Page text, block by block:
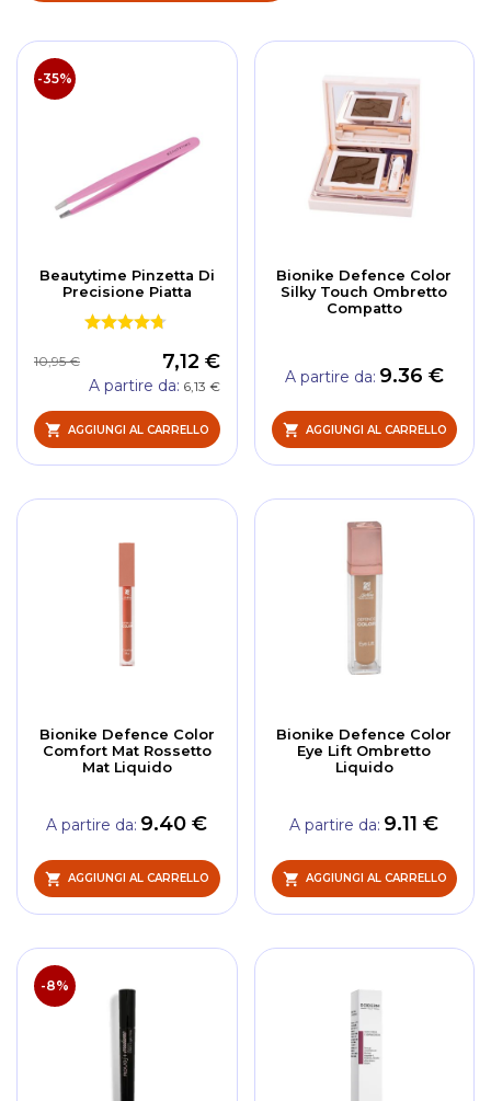
-35%
Beautytime Pinzetta Di
Precisione Piatta
7,12 €
10,95 €
A partire da 6,13 €
AGGIUNGI AL CARRELLO
Bionike Defence Color
Silky Touch Ombretto
Compatto
A partire da 9.36 €
AGGIUNGI AL CARRELLO
Bionike Defence Color
Comfort Mat Rossetto
Mat Liquido
A partire da 9.40 €
AGGIUNGI AL CARRELLO
Bionike Defence Color
Eye Lift Ombretto
Liquido
A partire da 9.11 €
AGGIUNGI AL CARRELLO
-8%